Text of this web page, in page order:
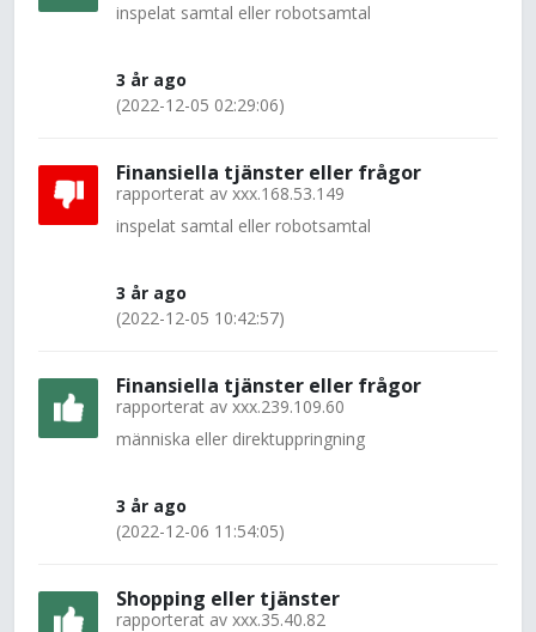
inspelat samtal eller robotsamtal
3 år ago
(2022-12-05 02:29:06)
Finansiella tjänster eller frågor
rapporterat av xxx.168.53.149
inspelat samtal eller robotsamtal
3 år ago
(2022-12-05 10:42:57)
Finansiella tjänster eller frågor
rapporterat av xxx.239.109.60
människa eller direktuppringning
3 år ago
(2022-12-06 11:54:05)
Shopping eller tjänster
rapporterat av xxx.35.40.82